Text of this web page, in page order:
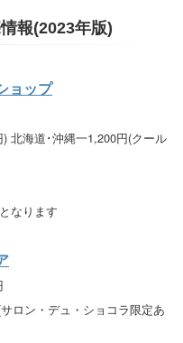
報(2023年版)
ョップ
北海道･沖縄一1,200円(クール
なります
ロン・デュ・ショコラ限定あ